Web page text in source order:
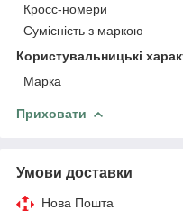
Кросс-номери
Сумісність з маркою
Користувальницькі
Марка
Приховати
Умови доставки
Нова Пошта